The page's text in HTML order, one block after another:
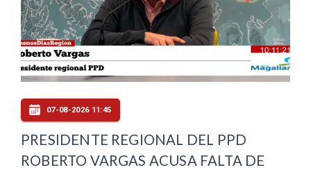
07-08-2026 11:45
PRESIDENTE REGIONAL DEL PPD
ROBERTO VARGAS ACUSA FALTA DE